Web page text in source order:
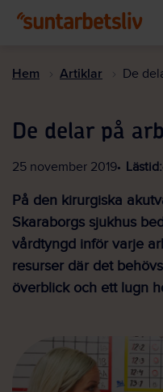
Hem Artiklar De
De delar på
25 november 2019 Lästid:
På den kirurgiska
Skaraborgs sjukhus
vårdtyngd inför varje
resurser där det
överblick och ett lugn